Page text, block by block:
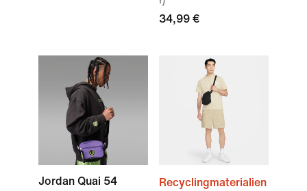
34,99 €
Jordan Quai 54
Recyclingmaterialien